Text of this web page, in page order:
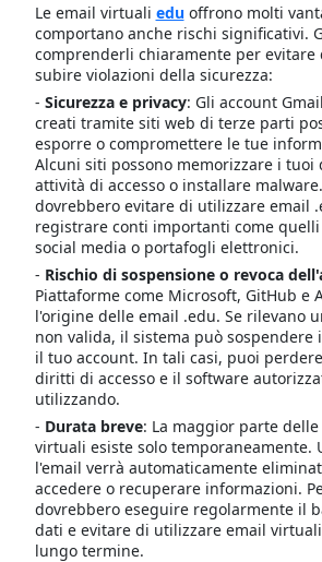
Le email virtuali eduoffrono molti
comportano anche rischi significativi.
comprenderli chiaramente per evitare
subire violazioni della sicurezza:
- Sicurezza e privacy: Gli account
creati tramite siti web di terze parti
esporre o compromettere le tue
Alcuni siti possono memorizzare i
attività di accesso o installare
dovrebbero evitare di utilizzare email
registrare conti importanti come
social media o portafogli elettronici.
- Rischio di sospensione o revoca
Piattaforme come Microsoft, GitHub e
l'origine delle email .edu. Se rilevano
non valida, il sistema può sospendere
il tuo account. In tali casi, puoi
diritti di accesso e il software
utilizzando.
- Durata breve: La maggior parte
virtuali esiste solo temporaneamente.
l'email verrà automaticamente
accedere o recuperare informazioni.
dovrebbero eseguire regolarmente il
dati e evitare di utilizzare email
lungo termine.